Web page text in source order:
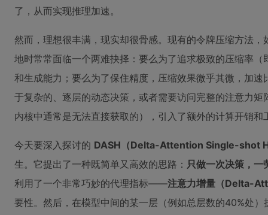
了，从而实现推理加速。
然而，理想很丰满，现实却很骨感。现有的令牌压缩方法
地时常常面临一个两难抉择：要么为了追求极致的压缩率
和生成能力；要么为了保住精度，压缩效果微乎其微，加
于复杂的、逐层的动态决策，或者需要访问完整的注意力
内核中通常是无法直接获取的），引入了额外的计算开销和
今天要深入探讨的 DASH（Delta-Attention Single-shot
生。它提出了一种既简单又高效的思路： 只做一次决策，一
利用了一个非常巧妙的代理指标——注意力增量（Delta-
要性。然后，在模型中间的某一层（例如总层数的40%处